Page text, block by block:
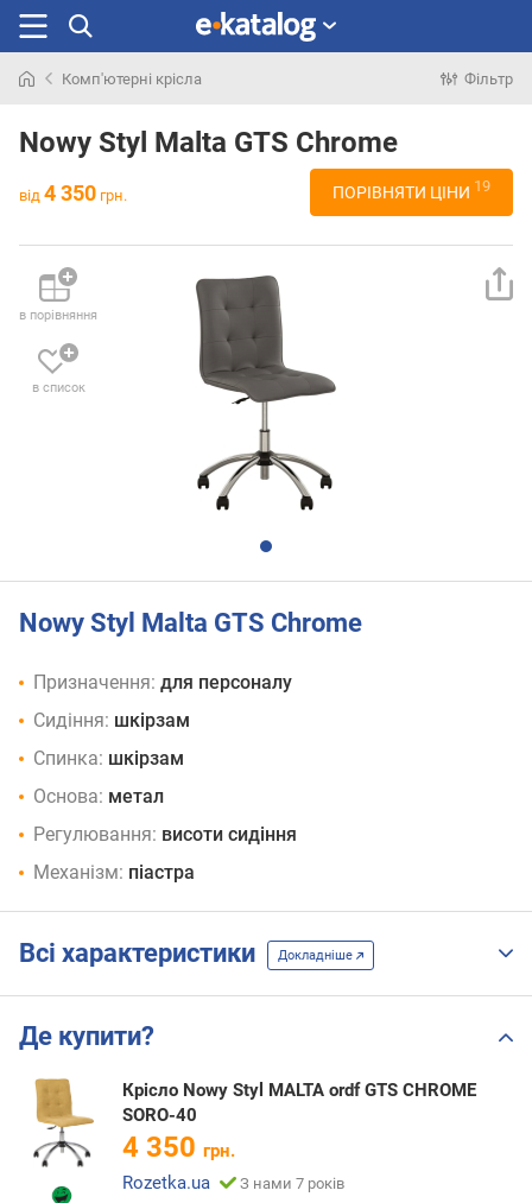
раніше
Комп'ютерні крісла Фільтр
Nowy Styl Malta GTS Chrome
від 4 350 грн. ПОРІВНЯТИ ЦІНИ 19
в порівняння
в список
Nowy Styl Malta GTS Chrome
Призначення: для персоналу
Сидіння: шкірзам
Спинка: шкірзам
Основа: метал
Регулювання: висоти сидіння
Механізм: піастра
Всі характеристики Докладніше
Де купити?
Крісло Nowy Styl MALTA ordf GTS CHROME
SORO-40
4 350 грн.
Rozetka.ua
З нами 7 років